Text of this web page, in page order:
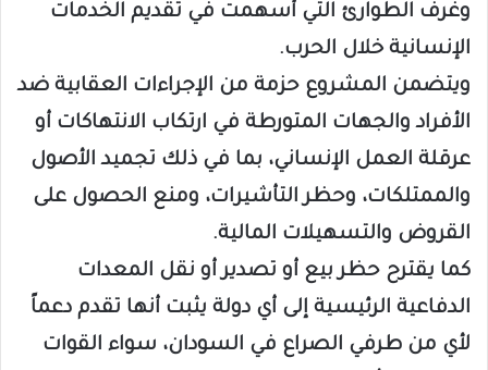
وغرف الطوارئ التي أسهمت في تقديم الخدمات
الإنسانية خلال الحرب.
ويتضمن المشروع حزمة من الإجراءات العقابية ضد
الأفراد والجهات المتورطة في ارتكاب الانتهاكات أو
عرقلة العمل الإنساني، بما في ذلك تجميد الأصول
والممتلكات، وحظر التأشيرات، ومنع الحصول على
القروض والتسهيلات المالية.
كما يقترح حظر بيع أو تصدير أو نقل المعدات
الدفاعية الرئيسية إلى أي دولة يثبت أنها تقدم دعماً
لأي من طرفي الصراع في السودان، سواء القوات